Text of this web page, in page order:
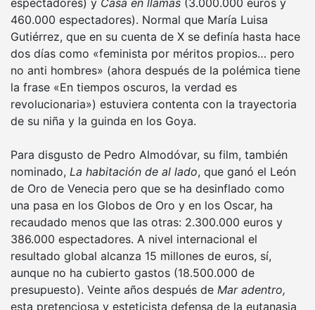
460.000 espectadores). Normal que María Luisa
Gutiérrez, que en su cuenta de X se definía hasta hace
dos días como «feminista por méritos propios… pero
no anti hombres» (ahora después de la polémica tiene
la frase «En tiempos oscuros, la verdad es
revolucionaria») estuviera contenta con la trayectoria
de su niña y la guinda en los Goya.
Para disgusto de Pedro Almodóvar, su film, también
nominado, La habitación de al lado, que ganó el León
de Oro de Venecia pero que se ha desinflado como
una pasa en los Globos de Oro y en los Oscar, ha
recaudado menos que las otras: 2.300.000 euros y
386.000 espectadores. A nivel internacional el
resultado global alcanza 15 millones de euros, sí,
aunque no ha cubierto gastos (18.500.000 de
presupuesto). Veinte años después de Mar adentro,
esta pretenciosa y esteticista defensa de la eutanasia